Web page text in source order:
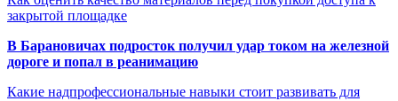
закрытой площадке
В Барановичах подросток получил удар током на железной
дороге и попал в реанимацию
Какие надпрофессиональные навыки стоит развивать для